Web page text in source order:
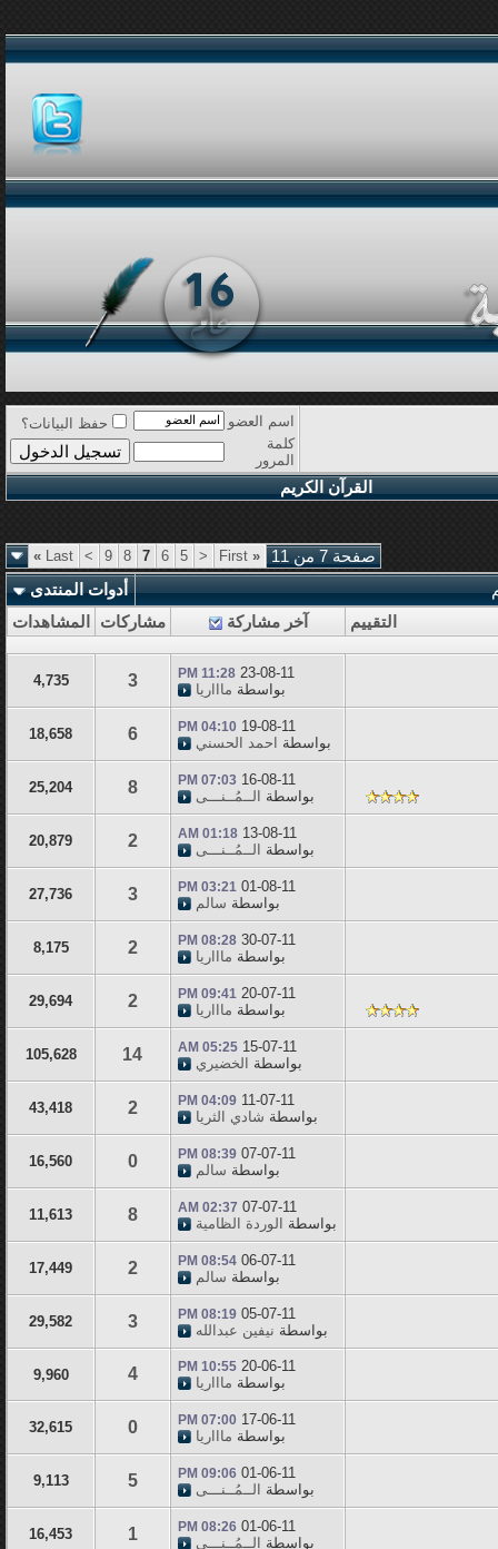
اسم العضو
حفظ البيانات؟
كلمة
المرور
القرآن الكريم
صفحة 7 من 11 «
<
5
6
7
8
9
>
Last
»
أدوات المنتدى
التقييم
آخر مشاركة مشاركات المشاهدات
23-08-11
11:28 PM
بواسطة ماااريا 3
4,735
19-08-11
04:10 PM
بواسطة احمد الحسني 6
18,658
16-08-11
07:03 PM
بواسطة الــمُــنـــى 8
25,204
13-08-11
01:18 AM
بواسطة الــمُــنـــى 2
20,879
01-08-11
03:21 PM
بواسطة سالم 3
27,736
30-07-11
08:28 PM
بواسطة ماااريا 2
8,175
20-07-11
09:41 PM
بواسطة ماااريا 2
29,694
15-07-11
05:25 AM
بواسطة الخضيري 14
105,628
11-07-11
04:09 PM
بواسطة شادي الثريا 2
43,418
07-07-11
08:39 PM
بواسطة سالم 0
16,560
07-07-11
02:37 AM
بواسطة الوردة الظامية 8
11,613
06-07-11
08:54 PM
بواسطة سالم 2
17,449
05-07-11
08:19 PM
بواسطة نيفين عبدالله 3
29,582
20-06-11
10:55 PM
بواسطة ماااريا 4
9,960
17-06-11
07:00 PM
بواسطة ماااريا 0
32,615
01-06-11
09:06 PM
بواسطة الــمُــنـــى 5
9,113
01-06-11
08:26 PM
بواسطة الــمُــنـــى 1
16,453